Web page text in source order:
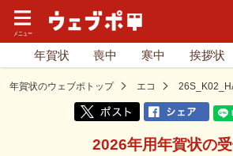
年賀状 喪中 寒中 挨拶状
年賀状のウェブポトップ エコ
2026年用年賀状の